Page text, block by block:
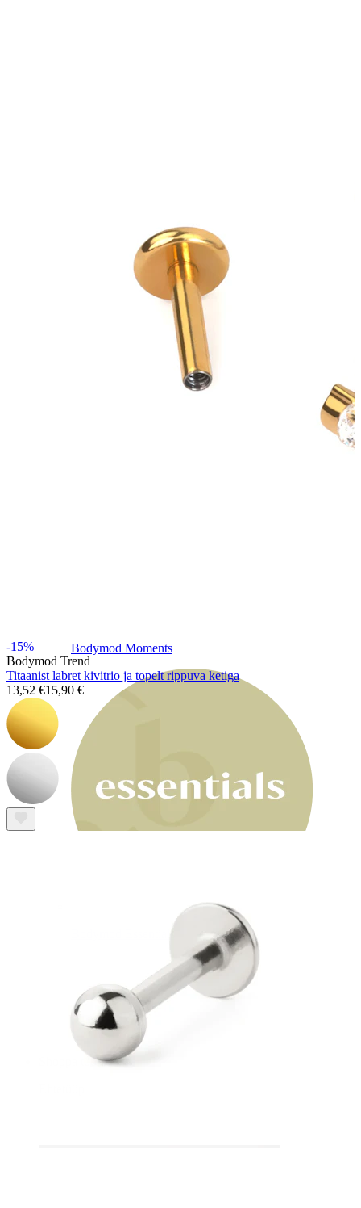
Bodymod Moments
Bodymod Essentials
Osta 4, maksa 3 eest
Shoppa tüübi järgi
-15%
Bodymod Trend
Titaanist labret kivitrio ja topelt rippuva ketiga
13,52 €15,90 €